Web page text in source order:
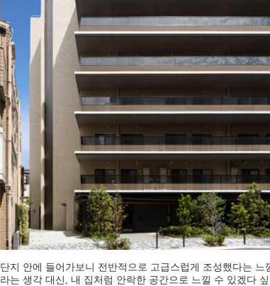
단지 안에 들어가보니 전반적으로 고급스럽게 조성했다는
라는 생각 대신, 내 집처럼 안락한 공간으로 느낄 수 있겠다